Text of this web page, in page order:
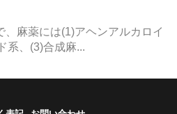
麻薬には(1)アヘンアルカロイ
系、(3)合成麻...